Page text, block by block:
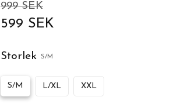
999 SEK
599 SEK
Storlek S/M
S/M L/XL XXL